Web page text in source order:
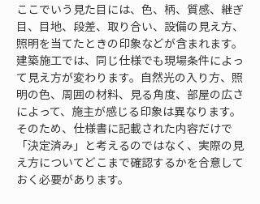
ここでいう見た目には、色、柄、質感、継ぎ
目、目地、段差、取り合い、設備の見え方、
照明を当てたときの印象などが含まれます。
建築施工では、同じ仕様でも現場条件によっ
て見え方が変わります。自然光の入り方、照
明の色、周囲の材料、見る角度、部屋の広さ
によって、施主が感じる印象は異なります。
そのため、仕様書に記載された内容だけで
「決定済み」と考えるのではなく、実際の見
え方についてどこまで確認するかを合意して
おく必要があります。